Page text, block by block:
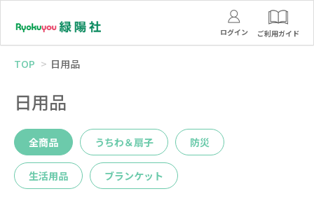
ログイン ご利用ガイド
TOP 日用品
日用品
全商品 うちわ＆扇子 防災
生活用品 ブランケット